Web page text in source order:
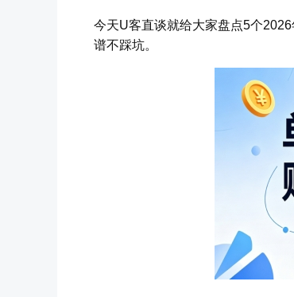
今天U客直谈就给大家盘点5个
谱不踩坑。